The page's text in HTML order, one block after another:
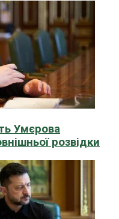
Умєрова
розвідки